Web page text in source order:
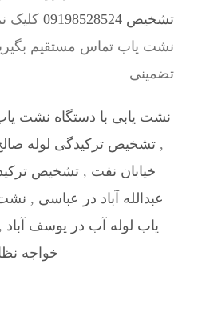
تشخیص 09198528524
کلیک
نشت یاب تماس مستقیم
تضمینی
نشت یابی با دستگاه نشت
,تشخیص ترکیدگی لوله صالح
خیابان نفت ,تشخیص
عبدالله آباد در عباسی , نشت
یاب لوله آب در یوسف آباد ,
خواجه